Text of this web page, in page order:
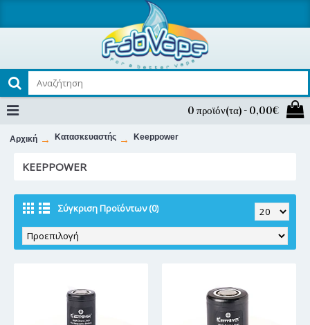
0 προϊόν(τα) - 0,00€
Αρχική Κατασκευαστής Keeppower
KEEPPOWER
Σύγκριση Προϊόντων (0)